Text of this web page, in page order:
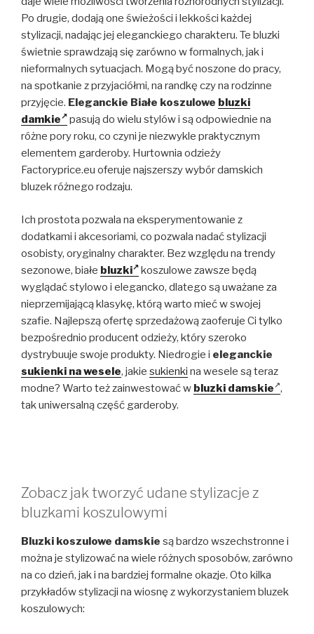
Po drugie, dodają one świeżości i lekkości każdej
stylizacji, nadając jej eleganckiego charakteru. Te bluzki
świetnie sprawdzają się zarówno w formalnych, jak i
nieformalnych sytuacjach. Mogą być noszone do pracy,
na spotkanie z przyjaciółmi, na randkę czy na rodzinne
przyjęcie. Eleganckie Białe koszulowe bluzki
damkie
pasują do wielu stylów i są odpowiednie na
różne pory roku, co czyni je niezwykle praktycznym
elementem garderoby. Hurtownia odzieży
Factoryprice.eu oferuje najszerszy wybór damskich
bluzek różnego rodzaju.
Ich prostota pozwala na eksperymentowanie z
dodatkami i akcesoriami, co pozwala nadać stylizacji
osobisty, oryginalny charakter. Bez względu na trendy
sezonowe, białe bluzki
koszulowe zawsze będą
wyglądać stylowo i elegancko, dlatego są uważane za
nieprzemijającą klasykę, którą warto mieć w swojej
szafie. Najlepszą ofertę sprzedażową zaoferuje Ci tylko
bezpośrednio producent odzieży, który szeroko
dystrybuuje swoje produkty. Niedrogie i eleganckie
sukienki na wesele, jakie sukienki na wesele są teraz
modne? Warto też zainwestować w bluzki damskie ,
tak uniwersalną część garderoby.
Zobacz jak tworzyć udane stylizacje z
bluzkami koszulowymi
Bluzki koszulowe damskie są bardzo wszechstronne i
można je stylizować na wiele różnych sposobów, zarówno
na co dzień, jak i na bardziej formalne okazje. Oto kilka
przykładów stylizacji na wiosnę z wykorzystaniem bluzek
koszulowych: